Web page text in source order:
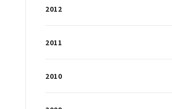
2012
2011
2010